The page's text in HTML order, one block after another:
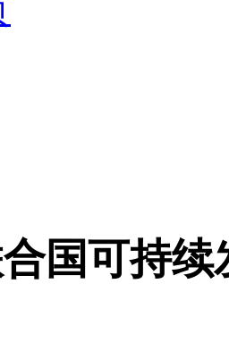
国可持